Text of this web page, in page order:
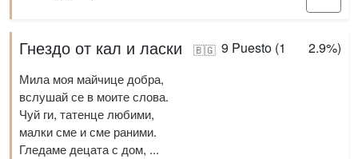
9 Puesto (1 2.9%)
Гнездо от кал и ласки 🇧🇬
Мила моя майчице добра,
вслушай се в моите слова.
Чуй ги, татенце любими,
малки сме и сме раними.
Гледаме децата с дом, ...